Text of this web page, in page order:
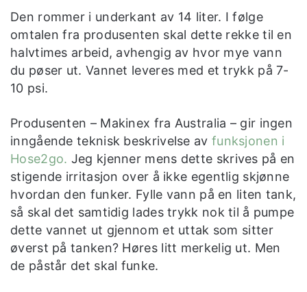
Den rommer i underkant av 14 liter. I følge
omtalen fra produsenten skal dette rekke til en
halvtimes arbeid, avhengig av hvor mye vann
du pøser ut. Vannet leveres med et trykk på 7-
10 psi.
Produsenten – Makinex fra Australia – gir ingen
inngående teknisk beskrivelse av funksjonen i
Hose2go. Jeg kjenner mens dette skrives på en
stigende irritasjon over å ikke egentlig skjønne
hvordan den funker. Fylle vann på en liten tank,
så skal det samtidig lades trykk nok til å pumpe
dette vannet ut gjennom et uttak som sitter
øverst på tanken? Høres litt merkelig ut. Men
de påstår det skal funke.